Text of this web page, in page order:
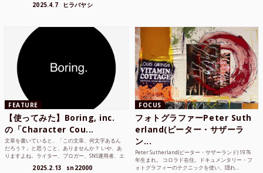
2025.4.7 ヒラバヤシ
FEATURE
【使ってみた】Boring, inc.
の「Character Cou...
文章を書いていると、「この文章、何文字あるん
だろう？」と思うこと、ありませんか？ いや、あ
りますよね。ライター、ブロガー、SNS運用者、エ
2025.2.13 sn22000
FOCUS
フォトグラファーPeter Suth
erland(ピーター・サザーラ
ン...
Peter Sutherland(ピーター・サザーランド) 1976
年生まれ。 コロラド在住。ドキュメンタリー・フ
ォトグラフィーのテクニックを使い、隠れ...